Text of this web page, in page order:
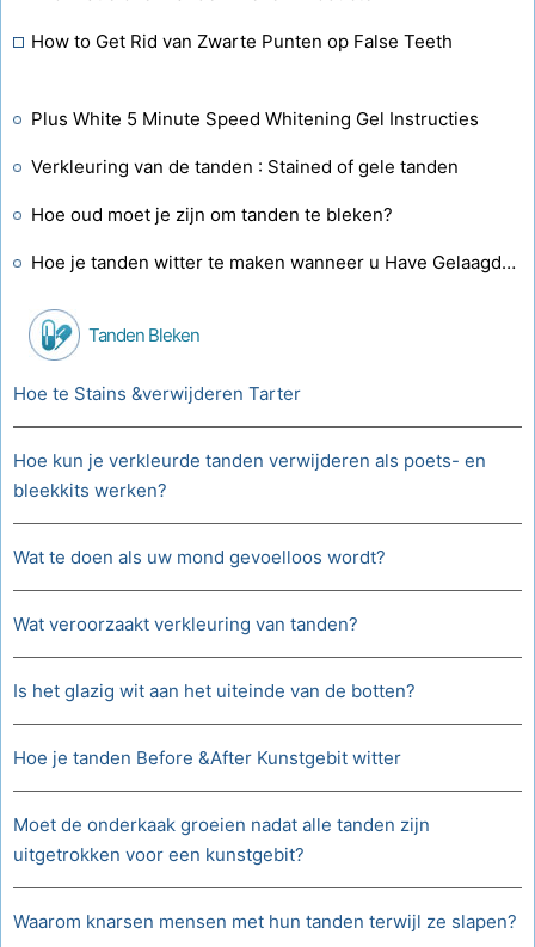
How to Get Rid van Zwarte Punten op False Teeth
Plus White 5 Minute Speed ​​Whitening Gel Instructies
Verkleuring van de tanden : Stained of gele tanden
Hoe oud moet je zijn om tanden te bleken?
Hoe je tanden witter te maken wanneer u Have Gelaagd Bonding of Crowns
Tanden Bleken
Hoe te Stains &verwijderen Tarter
Hoe kun je verkleurde tanden verwijderen als poets- en
bleekkits werken?
Wat te doen als uw mond gevoelloos wordt?
Wat veroorzaakt verkleuring van tanden?
Is het glazig wit aan het uiteinde van de botten?
Hoe je tanden Before &After Kunstgebit witter
Moet de onderkaak groeien nadat alle tanden zijn
uitgetrokken voor een kunstgebit?
Waarom knarsen mensen met hun tanden terwijl ze slapen?